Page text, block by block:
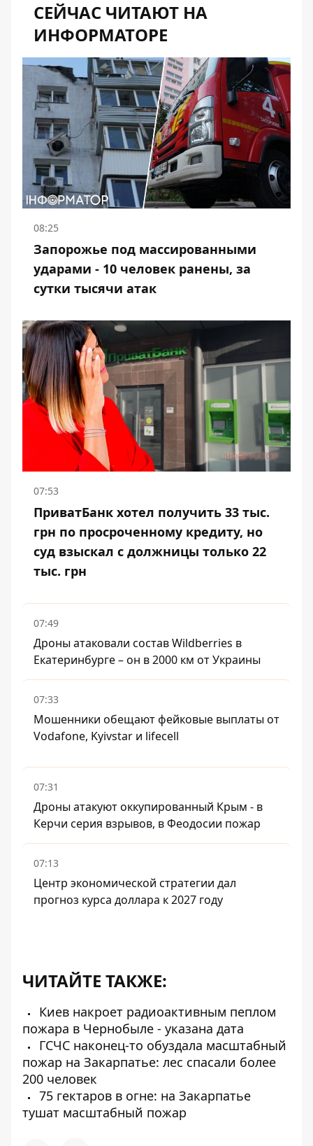
СЕЙЧАС ЧИТАЮТ НА
ИНФОРМАТОРЕ
08:25
Запорожье под массированными
ударами - 10 человек ранены, за
сутки тысячи атак
07:53
ПриватБанк хотел получить 33 тыс.
грн по просроченному кредиту, но
суд взыскал с должницы только 22
тыс. грн
07:49
Дроны атаковали состав Wildberries в
Екатеринбурге – он в 2000 км от Украины
07:33
Мошенники обещают фейковые выплаты от
Vodafone, Kyivstar и lifecell
07:31
Дроны атакуют оккупированный Крым - в
Керчи серия взрывов, в Феодосии пожар
07:13
Центр экономической стратегии дал
прогноз курса доллара к 2027 году
ЧИТАЙТЕ ТАКЖЕ:
Киев накроет радиоактивным пеплом
пожара в Чернобыле - указана дата
ГСЧС наконец-то обуздала масштабный
пожар на Закарпатье: лес спасали более
200 человек
75 гектаров в огне: на Закарпатье
тушат масштабный пожар